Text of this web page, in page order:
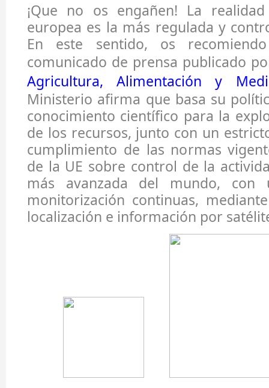
¡Que no os engañen! La
europea es la más regulada y
En este sentido, os
comunicado de prensa publicado
Agricultura, Alimentación y
Ministerio afirma que basa su
conocimiento científico para la
de los recursos, junto con un
cumplimiento de las normas
de la UE sobre control de la
más avanzada del mundo, con
monitorización continuas,
localización e información por